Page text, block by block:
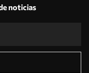
noticias